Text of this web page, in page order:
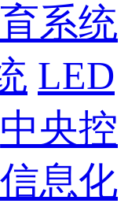
系统
LED
中央控
息化